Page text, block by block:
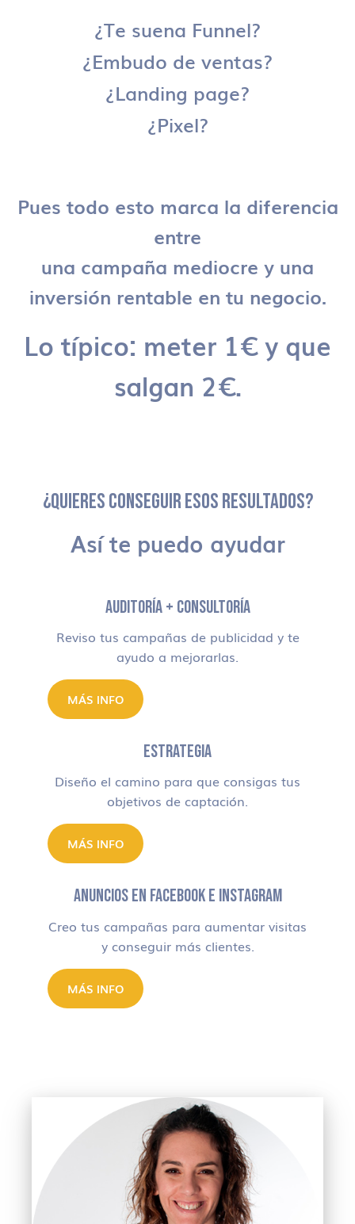
¿Te suena Funnel?
¿Embudo de ventas?
¿Landing page?
¿Pixel?
Pues todo esto marca la diferencia
entre
una campaña mediocre y una
inversión rentable en tu negocio.
Lo típico: meter 1€ y que
salgan 2€.
¿QUIERES CONSEGUIR ESOS RESULTADOS?
Así te puedo ayudar
AUDITORÍA + CONSULTORÍA
Reviso tus campañas de publicidad y te
ayudo a mejorarlas.
MÁS INFO
ESTRATEGIA
Diseño el camino para que consigas tus
objetivos de captación.
MÁS INFO
ANUNCIOS EN FACEBOOK E INSTAGRAM
Creo tus campañas para aumentar visitas
y conseguir más clientes.
MÁS INFO